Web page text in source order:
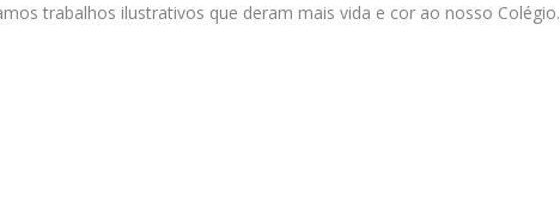
trabalhos ilustrativos que deram mais vida e cor ao nosso Colégio.